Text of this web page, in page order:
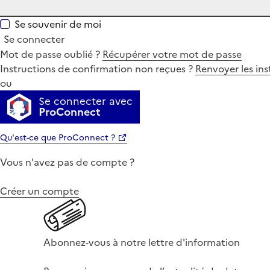
Se souvenir de moi
Se connecter
Mot de passe oublié ? Récupérer votre mot de passe
Instructions de confirmation non reçues ? Renvoyer les
ou
Se connecter avec
ProConnect
Qu'est-ce que ProConnect ?
Vous n'avez pas de compte ?
Créer un compte
Abonnez-vous à notre lettre d'information